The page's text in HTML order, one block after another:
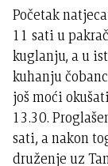
Početak
11 sati u
kuglanju, a u
kuhanju
još moći
13.30.
sati, a nakon
druženje uz